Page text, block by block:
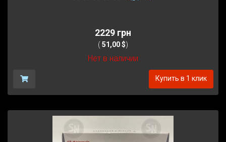
2229 грн
( 51,00 $)
Нет в наличии
Купить в 1 клик